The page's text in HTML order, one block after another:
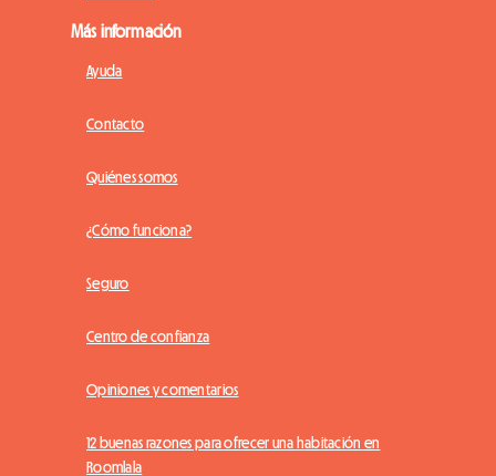
Más información
Ayuda
Contacto
Quiénes somos
¿Cómo funciona?
Seguro
Centro de confianza
Opiniones y comentarios
12 buenas razones para ofrecer una habitación en
Roomlala